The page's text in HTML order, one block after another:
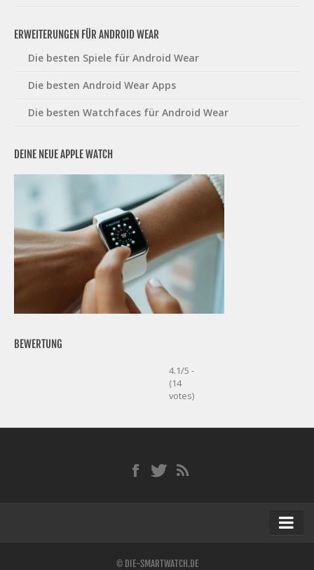
ERWEITERUNGEN FÜR ANDROID WEAR
Die besten Spiele für Android Wear
Die besten Android Wear Apps
Die besten Watchfaces für Android Wear
DEINE NEUE APPLE WATCH
BEWERTUNG
4.1/5 -
(14
votes)
© DIE-SMARTWATCH.DE